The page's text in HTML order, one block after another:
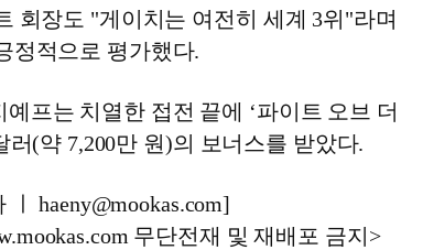
회장도 "게이치는 여전히 세계 3위"라며
정적으로 평가했다.
프는 치열한 접전 끝에 ‘파이트 오브 더
러(약 7,200만 원)의 보너스를 받았다.
haeny@mookas.com]
무단전재 및 재배포 금지>